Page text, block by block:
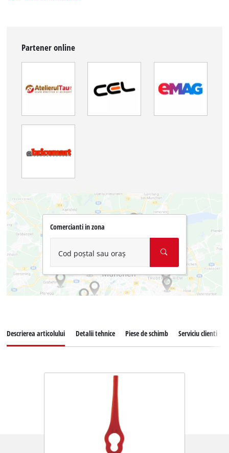
Partener online
Comercianti in zona
Cod poștal sau oraș
Descrierea articolului Detalii tehnice Piese de schimb Serviciu clienti